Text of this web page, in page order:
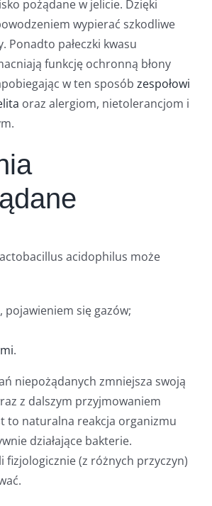
pożądane w jelicie. Dzięki
wypierać szkodliwe
Ponadto pałeczki kwasu
funkcję ochronną błony
w ten sposób zespołowi
oraz alergiom, nietolerancjom i
acidophilus może
pojawieniem się gazów;
.
niepożądanych zmniejsza swoją
z dalszym przyjmowaniem
to naturalna reakcja organizmu
działające bakterie.
fizjologicznie (z różnych przyczyn)